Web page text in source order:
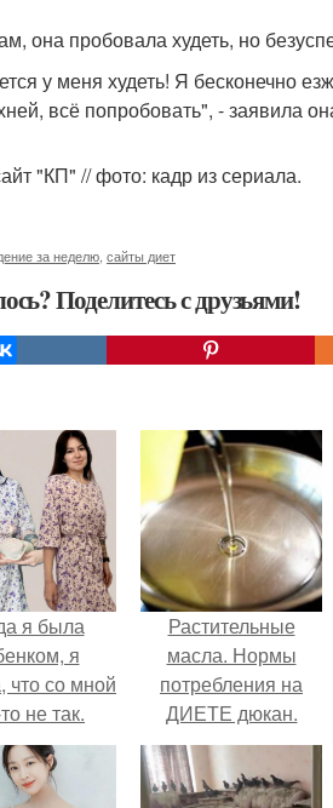
она пробовала худеть, но
у меня худеть! Я бесконечно
всё попробовать", - заявила
"КП" // фото: кадр из сериала.
за неделю сайты диет
Поделитесь с друзьями!
я была
я
что со мной
не так.
Растительные
масла. Нормы
потребления на
ДИЕТЕ дюкан.